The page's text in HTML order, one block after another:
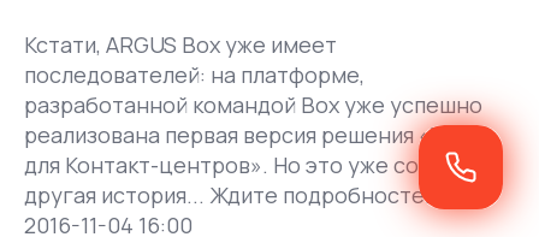
Кстати, ARGUS Box уже имеет
последователей: на платформе,
разработанной командой Box уже успешно
реализована первая версия решения «WFM
для Контакт-центров». Но это уже совсем
другая история... Ждите подробностей!
2016-11-04 16:00